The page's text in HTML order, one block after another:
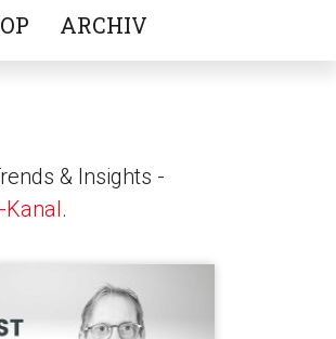
ARCHIV
& Insights -
.